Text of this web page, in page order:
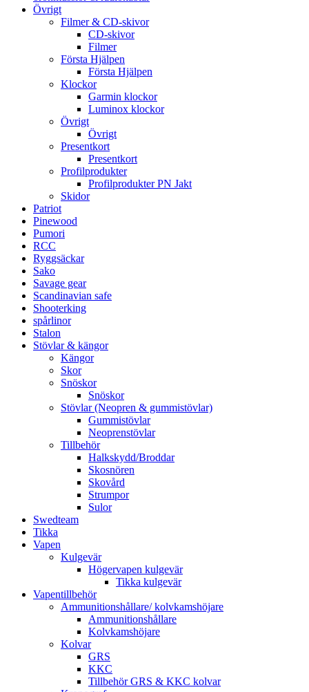
Övrigt
Filmer & CD-skivor
CD-skivor
Filmer
Första Hjälpen
Första Hjälpen
Klockor
Garmin klockor
Luminox klockor
Övrigt
Övrigt
Presentkort
Presentkort
Profilprodukter
Profilprodukter PN Jakt
Skidor
Patriot
Pinewood
Pumori
RCC
Ryggsäckar
Sako
Savage gear
Scandinavian safe
Shooterking
spårlinor
Stalon
Stövlar & kängor
Kängor
Skor
Snöskor
Snöskor
Stövlar (Neopren & gummistövlar)
Gummistövlar
Neoprenstövlar
Tillbehör
Halkskydd/Broddar
Skosnören
Skovård
Strumpor
Sulor
Swedteam
Tikka
Vapen
Kulgevär
Högervapen kulgevär
Tikka kulgevär
Vapentillbehör
Ammunitionshållare/ kolvkamshöjare
Ammunitionshållare
Kolvkamshöjare
Kolvar
GRS
KKC
Tillbehör GRS & KKC kolvar